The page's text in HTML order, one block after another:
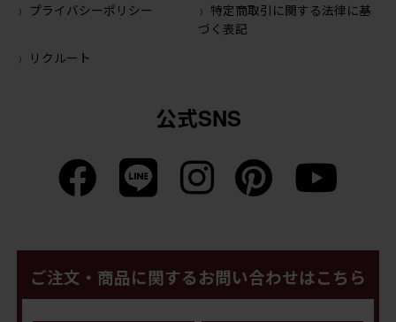
プライバシーポリシー
特定商取引に関する法律に基
づく表記
リクルート
公式SNS
ご注文・商品に関するお問い合わせはこちら